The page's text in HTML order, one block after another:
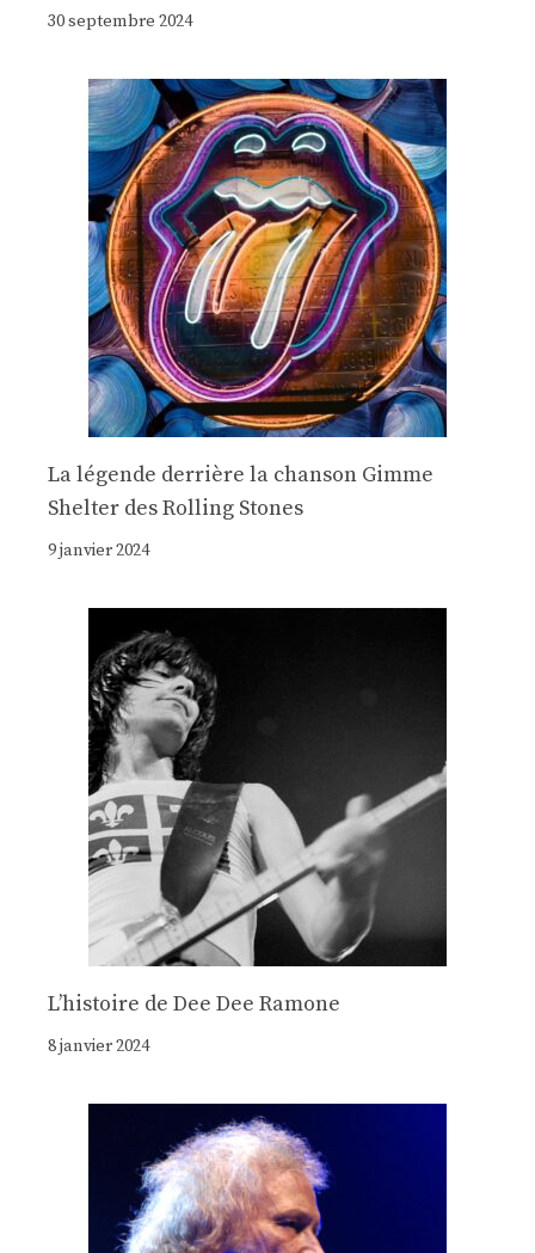
30 septembre 2024
La légende derrière la chanson Gimme
Shelter des Rolling Stones
9 janvier 2024
Lʼhistoire de Dee Dee Ramone
8 janvier 2024